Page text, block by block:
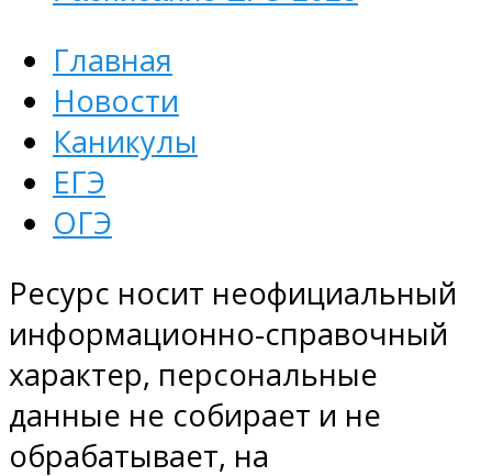
Главная
Новости
Каникулы
ЕГЭ
ОГЭ
Ресурс носит неофициальный
информационно-справочный
характер, персональные
данные не собирает и не
обрабатывает, на